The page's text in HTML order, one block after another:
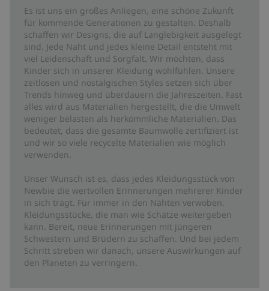
Es ist uns ein großes Anliegen, eine schöne Zukunft
für kommende Generationen zu gestalten. Deshalb
schaffen wir Designs, die auf Langlebigkeit ausgelegt
sind. Jede Naht und jedes kleine Detail entsteht mit
viel Leidenschaft und Sorgfalt. Wir möchten, dass
Kinder sich in unserer Kleidung wohlfühlen. Unsere
zeitlosen und nostalgischen Styles setzen sich über
Trends hinweg und überdauern die Jahreszeiten. Fast
alles wird aus Materialien hergestellt, die die Umwelt
weniger belasten als herkömmliche Materialien. Das
bedeutet, dass die gesamte Baumwolle zertifiziert ist
und wir so viele recycelte Materialien wie möglich
verwenden.
Unser Wunsch ist es, dass jedes Kleidungsstück von
Newbie die wertvollen Erinnerungen mehrerer Kinder
in sich trägt. Für immer in den Nähten verwoben.
Kleidungsstücke, die man wie Schätze weitergeben
kann. Bereit, neue Erinnerungen mit jüngeren
Schwestern und Brüdern zu schaffen. Und bei jedem
Schritt streben wir danach, unsere Auswirkungen auf
den Planeten zu verringern.